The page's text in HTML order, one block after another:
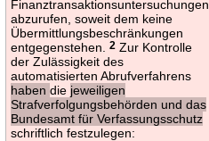
Finanztransaktionsuntersuchungen
abzurufen, soweit dem keine
Übermittlungsbeschränkungen
entgegenstehen.2 Zur Kontrolle
der Zulässigkeit des
automatisierten Abrufverfahrens
habendie jeweiligen
Strafverfolgungsbehörden und das
Bundesamt für Verfassungsschutz
schriftlich festzulegen: